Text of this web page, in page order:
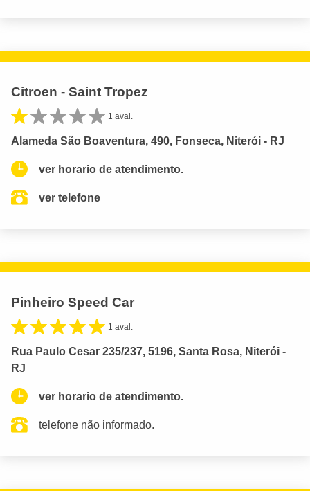
Citroen - Saint Tropez
1 aval.
Alameda São Boaventura, 490, Fonseca, Niterói - RJ
ver horario de atendimento.
ver telefone
Pinheiro Speed Car
1 aval.
Rua Paulo Cesar 235/237, 5196, Santa Rosa, Niterói -
RJ
ver horario de atendimento.
telefone não informado.